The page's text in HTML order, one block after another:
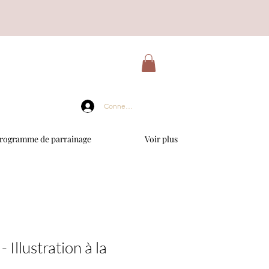
Connexion
de parrainage Voir plus
Illustration à la